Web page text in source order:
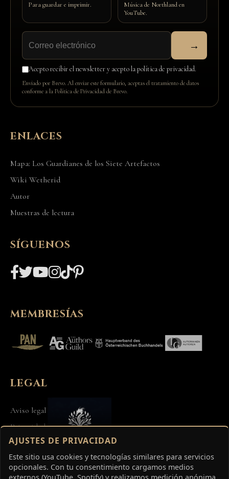
Para guardar e imprimir.
Música de Northland en
YouTube.
→
Acepto recibir el newsletter y acepto la política de privacidad.
Enviado por Brevo. Al enviar este formulario, aceptas el tratamiento de datos
conforme a laPolítica de Privacidad de Brevo.
ENLACES
Mapa: Los Guardianes de los Siete Artefactos
Wiki Wetherid
Autor
Muestras de lectura
SÍGUENOS
MEMBRESÍAS
LEGAL
Aviso legal
Privacidad
Términos
AJUSTES DE PRIVACIDAD
Este sitio usa cookies y tecnologías similares para servicios
opcionales. Con tu consentimiento cargamos medios